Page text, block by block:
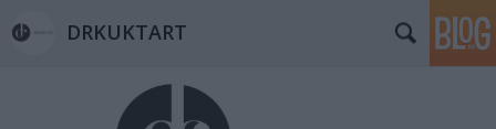
DRKUKTART